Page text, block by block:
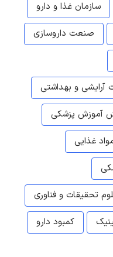
سازمان غذا و دارو
صنعت داروسازی
آرایشی و بهداشتی
آموزش پزشکی
غذایی
تحقیقات و فناوری
کمبود دارو